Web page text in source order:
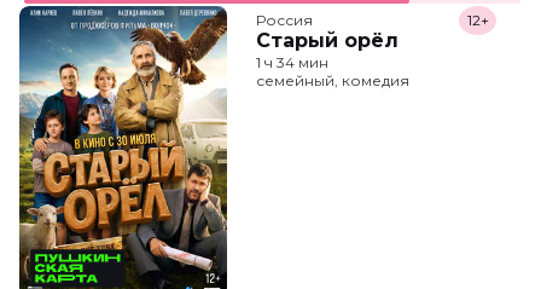
Россия
Старый орёл
12+
1 ч 34 мин
семейный, комедия